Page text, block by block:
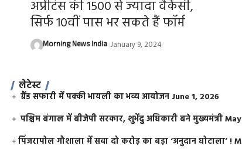
अप्रेंटिस की 1500 से ज्यादा वैकेंसी,
सिर्फ 10वीं पास भर सकते हैं फॉर्म
Morning News India January 9, 2024
लेटेस्ट
ग्रैंड सफारी में पक्की भायली का भव्य आयोजन June 1, 2026
पश्चिम बंगाल में बीजेपी सरकार, शुभेंदु अधिकारी बने मुख्यमंत्री
​पिंजरापोल गौशाला में सवा दो करोड़ का बड़ा ‘अनुदान घोटाला’ !